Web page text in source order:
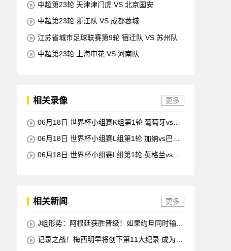
中超第23轮 天津津门虎 VS 北京国安
中超第23轮 浙江队 VS 成都蓉城
江苏省城市足球联赛第9轮 宿迁队 VS 苏州队
中超第23轮 上海申花 VS 河南队
相关录像 更多
06月18日 世界杯小组赛K组第1轮 葡萄牙vs民
06月18日 世界杯小组赛L组第1轮 加纳vs巴拿
06月18日 世界杯小组赛L组第1轮 英格兰vs克
相关新闻 更多
J组形势：阿根廷获胜晋级！如果约旦同时输球
记录之战！梅西明早将创下第11大纪录 成为历